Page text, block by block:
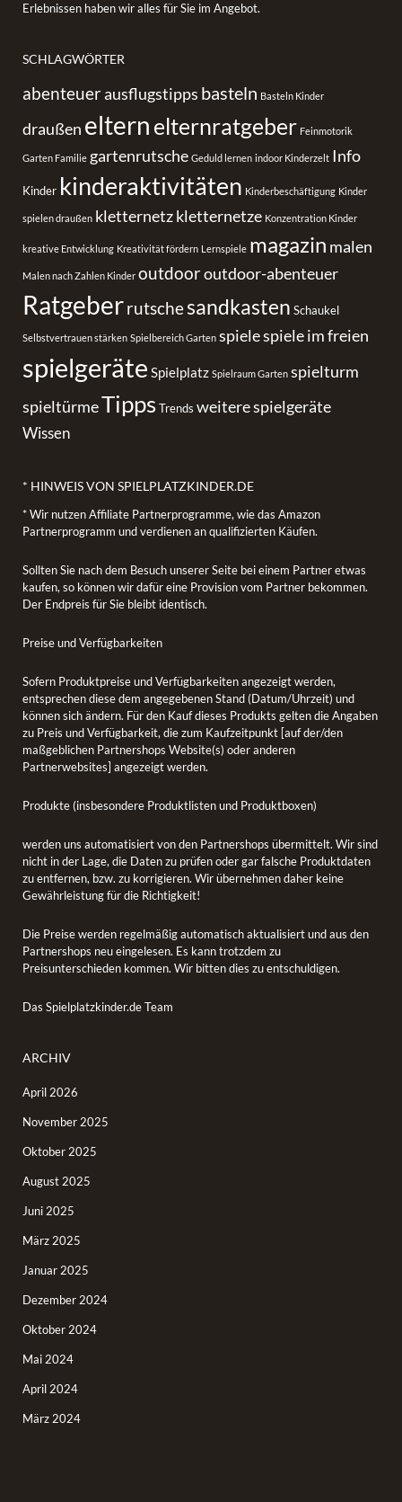
Erlebnissen haben wir alles für Sie im Angebot.
SCHLAGWÖRTER
abenteuerausflugstipps basteln Basteln Kinder
draußen eltern elternratgeber Feinmotorik
Garten Familie gartenrutsche Geduld lernen indoor Kinderzelt Info
Kinder kinderaktivitäten Kinderbeschäftigung Kinder
spielen draußen kletternetzkletternetze Konzentration Kinder
kreative Entwicklung Kreativität fördern Lernspiele magazin malen
Malen nach Zahlen Kinder outdooroutdoor-abenteuer
Ratgeberrutschesandkasten Schaukel
Selbstvertrauen stärken Spielbereich Garten spielespiele im freien
spielgeräte Spielplatz Spielraum Garten spielturm
spieltürmeTippsTrends weitere spielgeräte
Wissen
* HINWEIS VON SPIELPLATZKINDER.DE
* Wir nutzen Affiliate Partnerprogramme, wie das Amazon
Partnerprogramm und verdienen an qualifizierten Käufen.
Sollten Sie nach dem Besuch unserer Seite bei einem Partner etwas
kaufen, so können wir dafür eine Provision vom Partner bekommen.
Der Endpreis für Sie bleibt identisch.
Preise und Verfügbarkeiten
Sofern Produktpreise und Verfügbarkeiten angezeigt werden,
entsprechen diese dem angegebenen Stand (Datum/Uhrzeit) und
können sich ändern. Für den Kauf dieses Produkts gelten die Angaben
zu Preis und Verfügbarkeit, die zum Kaufzeitpunkt [auf der/den
maßgeblichen Partnershops Website(s) oder anderen
Partnerwebsites] angezeigt werden.
Produkte (insbesondere Produktlisten und Produktboxen)
werden uns automatisiert von den Partnershops übermittelt. Wir sind
nicht in der Lage, die Daten zu prüfen oder gar falsche Produktdaten
zu entfernen, bzw. zu korrigieren. Wir übernehmen daher keine
Gewährleistung für die Richtigkeit!
Die Preise werden regelmäßig automatisch aktualisiert und aus den
Partnershops neu eingelesen. Es kann trotzdem zu
Preisunterschieden kommen. Wir bitten dies zu entschuldigen.
Das Spielplatzkinder.de Team
ARCHIV
April 2026
November 2025
Oktober 2025
August 2025
Juni 2025
März 2025
Januar 2025
Dezember 2024
Oktober 2024
Mai 2024
April 2024
März 2024